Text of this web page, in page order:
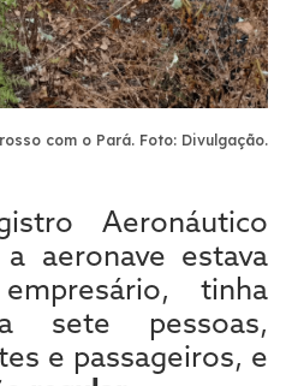
com o Pará. Foto: Divulgação.
Aeronáutico
aeronave estava
tinha
sete pessoas,
e passageiros, e